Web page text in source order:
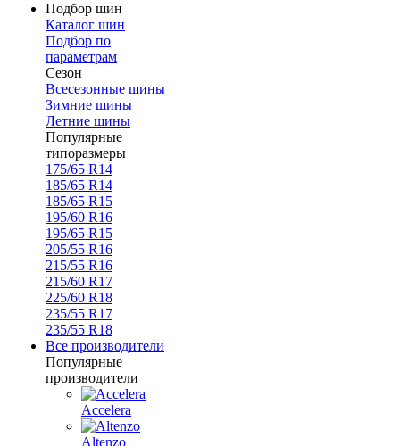
Подбор шин
Каталог шин
Подбор по
параметрам
Сезон
Всесезонные шины
Зимние шины
Летние шины
Популярные
типоразмеры
175/65 R14
185/65 R14
185/65 R15
195/60 R16
195/65 R15
205/55 R16
215/55 R16
215/60 R17
225/60 R18
235/55 R17
235/55 R18
Все производители
Популярные
производители
Accelera
Altenzo